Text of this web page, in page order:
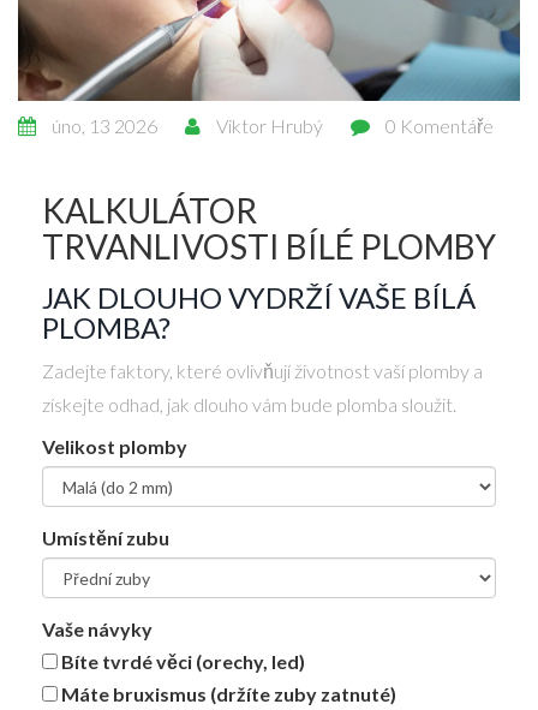
úno, 13 2026 Viktor Hrubý 0 Komentáře
KALKULÁTOR
TRVANLIVOSTI BÍLÉ PLOMBY
JAK DLOUHO VYDRŽÍ VAŠE BÍLÁ
PLOMBA?
Zadejte faktory, které ovlivňují životnost vaší plomby a
získejte odhad, jak dlouho vám bude plomba sloužit.
Velikost plomby
Umístění zubu
Vaše návyky
Bíte tvrdé věci (orechy, led)
Máte bruxismus (držíte zuby zatnuté)